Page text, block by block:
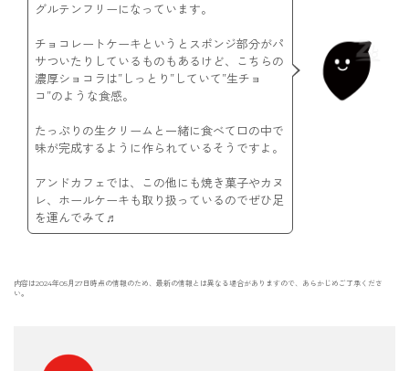
グルテンフリーになっています。
チョコレートケーキというとスポンジ部分がパ
サついたりしているものもあるけど、こちらの
濃厚ショコラは”しっとり”していて”生チョ
コ”のような食感。
たっぷりの生クリームと一緒に食べて口の中で
味が完成するように作られているそうですよ。
アンドカフェでは、この他にも焼き菓子やカヌ
レ、ホールケーキも取り扱っているのでぜひ足
を運んでみて♬
内容は2024年05月27日時点の情報のため、最新の情報とは異なる場合がありますので、あらかじめご了承くださ
い。